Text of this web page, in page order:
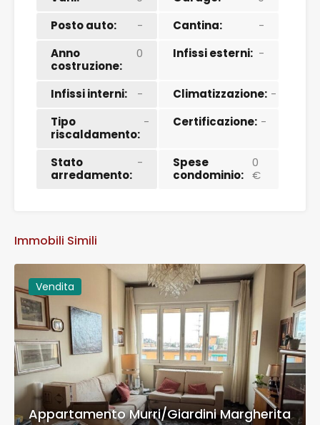
Posto auto:
- Cantina:
-
Anno
costruzione:
0 Infissi esterni: -
Infissi interni: - Climatizzazione: -
Tipo
riscaldamento:
- Certificazione: -
Stato
arredamento:
-
Spese
condominio:
0
€
Immobili Simili
Vendita
Appartamento Murri/Giardini Margherita